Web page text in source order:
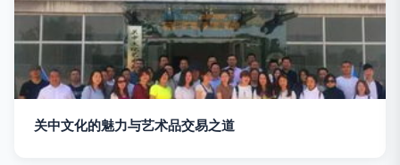
关中文化的魅力与艺术品交易之道